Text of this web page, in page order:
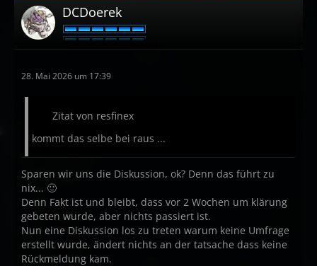
DCDoerek
28. Mai 2026 um 17:39
Zitat von resfinex
kommt das selbe bei raus ...
Sparen wir uns die Diskussion, ok? Denn das führt zu
nix... 🙂
Denn Fakt ist und bleibt, dass vor 2 Wochen um klärung
gebeten wurde, aber nichts passiert ist.
Nun eine Diskussion los zu treten warum keine Umfrage
erstellt wurde, ändert nichts an der tatsache dass keine
Rückmeldung kam.